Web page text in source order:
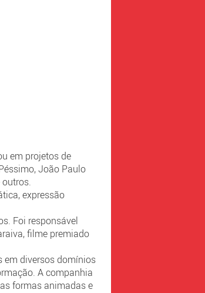
em projetos de
João Paulo
expressão
Foi responsável
filme premiado
em diversos domínios
A companhia
formas animadas e